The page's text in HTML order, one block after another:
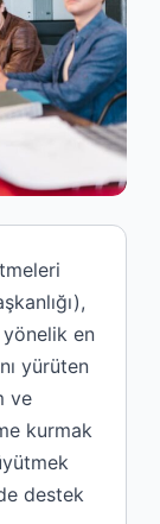
yönelik en
yürüten
ve
kurmak
destek